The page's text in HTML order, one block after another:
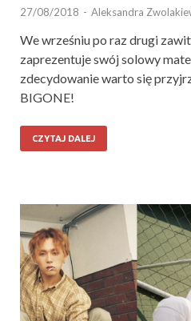
27/08/2018 - Aleksandra
We wrześniu po raz drugi
zaprezentuje swój solowy
zdecydowanie warto się
BIGONE!
CZYTAJ DALEJ